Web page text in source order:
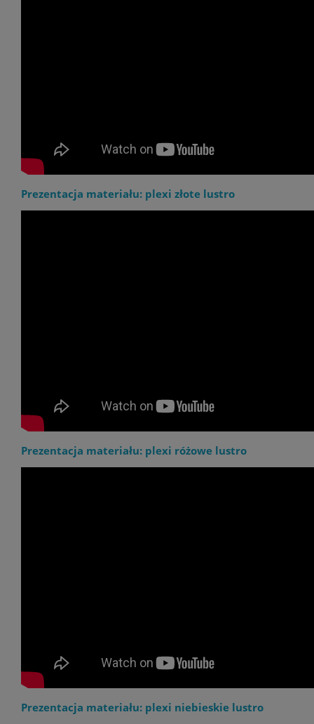
Prezentacja materiału: plexi złote lustro
Prezentacja materiału: plexi różowe lustro
Prezentacja materiału: plexi niebieskie lustro